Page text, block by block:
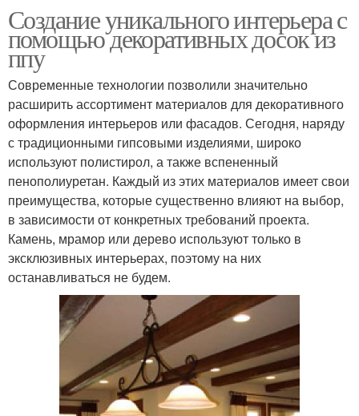
Создание уникального интерьера с
помощью декоративных досок из
ппу
Современные технологии позволили значительно
расширить ассортимент материалов для декоративного
оформления интерьеров или фасадов. Сегодня, наряду
с традиционными гипсовыми изделиями, широко
используют полистирол, а также вспененный
пенополиуретан. Каждый из этих материалов имеет свои
преимущества, которые существенно влияют на выбор,
в зависимости от конкретных требований проекта.
Камень, мрамор или дерево используют только в
эксклюзивных интерьерах, поэтому на них
останавливаться не будем.